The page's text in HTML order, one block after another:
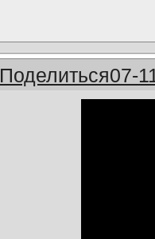
Поделиться07-